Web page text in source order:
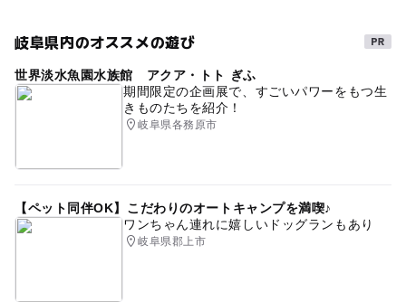
岐阜県内のオススメの遊び
世界淡水魚園水族館 アクア・トト ぎふ
期間限定の企画展で、すごいパワーをもつ生
きものたちを紹介！
岐阜県各務原市
【ペット同伴OK】こだわりのオートキャンプを満喫♪
ワンちゃん連れに嬉しいドッグランもあり
岐阜県郡上市